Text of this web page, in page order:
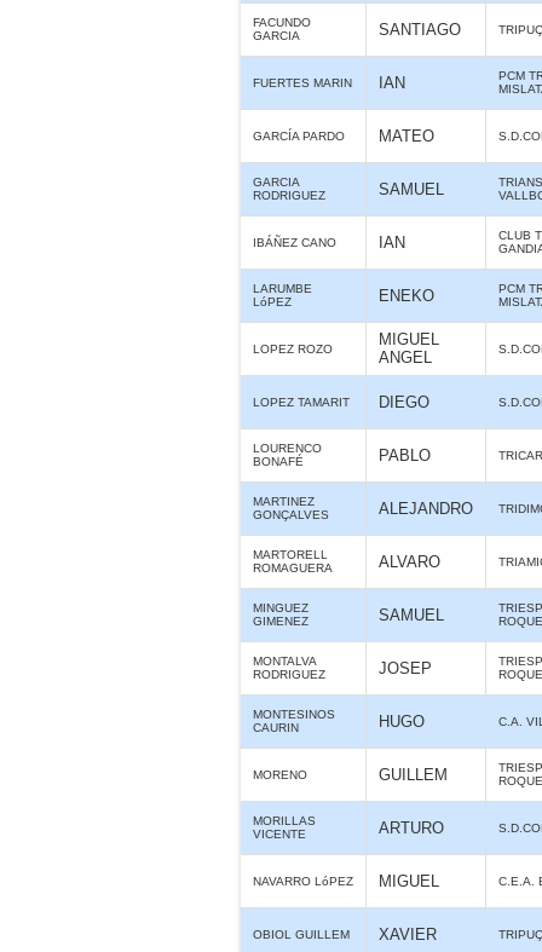
FACUNDO
GARCIA
SANTIAGO
FUERTES MARIN IAN
PCM
GARCÍA PARDO MATEO
GARCIA
RODRIGUEZ
SAMUEL
IBÁÑEZ CANO IAN
CLUB
LARUMBE
LóPEZ
ENEKO
PCM
LOPEZ ROZO
MIGUEL
ANGEL
LOPEZ TAMARIT DIEGO
LOURENCO
BONAFÉ
PABLO
MARTINEZ
GONÇALVES
ALEJANDRO
MARTORELL
ROMAGUERA
ALVARO
MINGUEZ
GIMENEZ
SAMUEL
MONTALVA
RODRIGUEZ
JOSEP
MONTESINOS
CAURIN
HUGO C.A.
MORENO GUILLEM
MORILLAS
VICENTE
ARTURO
NAVARRO LóPEZ MIGUEL C.E.A.
OBIOL GUILLEM XAVIER